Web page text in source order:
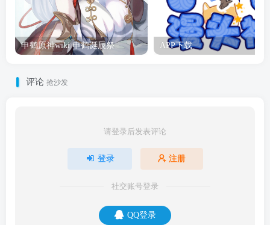
申鹤原神wiki 申鹤诞辰祭 APP下载
评论 抢沙发
请登录后发表评论
登录 注册
社交账号登录
QQ登录